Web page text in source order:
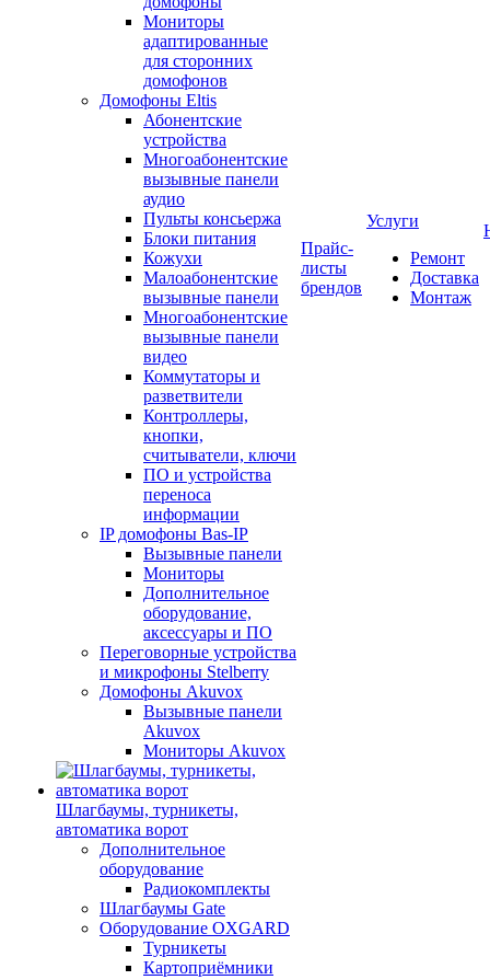
Мониторы
адаптированные
для сторонних
домофонов
Домофоны Eltis
Абонентские
устройства
Многоабонентские
вызывные панели
аудио
Пульты консьержа
Блоки питания
Кожухи
Малоабонентские
вызывные панели
Многоабонентские
вызывные панели
видео
Коммутаторы и
разветвители
Контроллеры,
кнопки,
считыватели, ключи
ПО и устройства
переноса
информации
IP домофоны Bas-IP
Вызывные панели
Мониторы
Дополнительное
оборудование,
аксессуары и ПО
Переговорные устройства
и микрофоны Stelberry
Домофоны Akuvox
Вызывные панели
Akuvox
Мониторы Akuvox
Шлагбаумы, турникеты,
автоматика ворот
Дополнительное
оборудование
Радиокомплекты
Шлагбаумы Gate
Оборудование OXGARD
Турникеты
Картоприёмники
Прайс-
листы
брендов
Услуги
Ремонт
Доставка
Монтаж